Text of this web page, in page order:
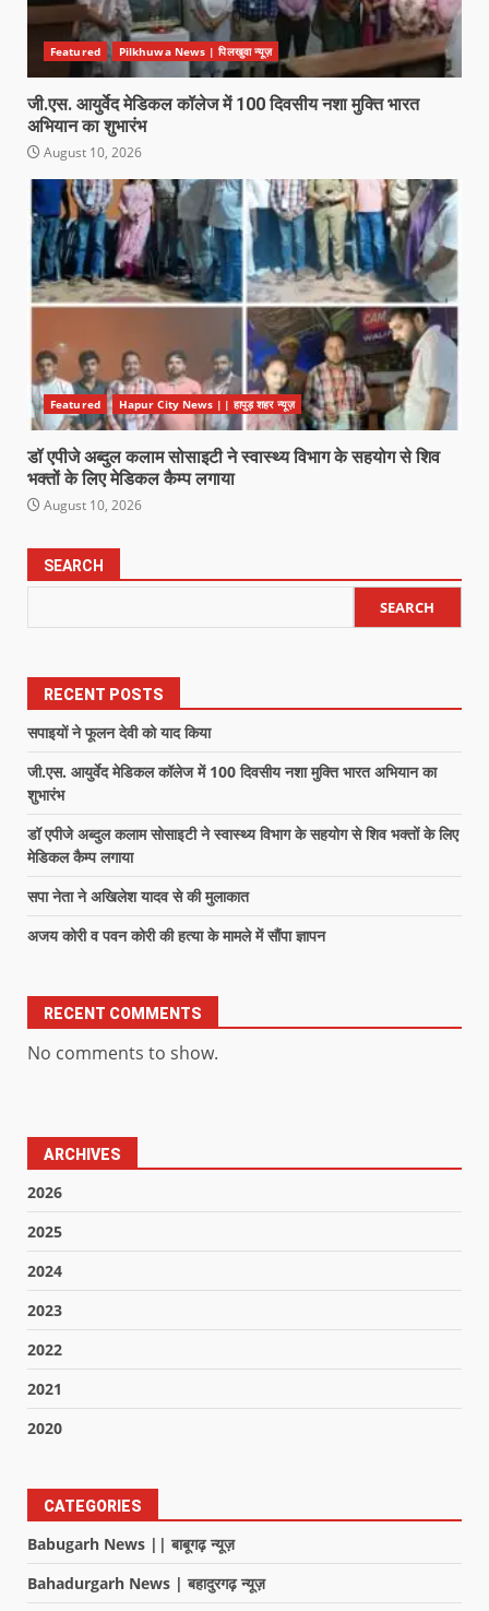
Featured Pilkhuwa News | पिलखुवा न्यूज़
जी.एस. आयुर्वेद मेडिकल कॉलेज में 100 दिवसीय नशा मुक्ति भारत
अभियान का शुभारंभ
August 10, 2026
Featured Hapur City News || हापुड़ शहर न्यूज़
डॉ एपीजे अब्दुल कलाम सोसाइटी ने स्वास्थ्य विभाग के सहयोग से शिव
भक्तों के लिए मेडिकल कैम्प लगाया
August 10, 2026
SEARCH
SEARCH
RECENT POSTS
सपाइयों ने फूलन देवी को याद किया
जी.एस. आयुर्वेद मेडिकल कॉलेज में 100 दिवसीय नशा मुक्ति भारत अभियान का
शुभारंभ
डॉ एपीजे अब्दुल कलाम सोसाइटी ने स्वास्थ्य विभाग के सहयोग से शिव भक्तों के लिए
मेडिकल कैम्प लगाया
सपा नेता ने अखिलेश यादव से की मुलाकात
अजय कोरी व पवन कोरी की हत्या के मामले में सौंपा ज्ञापन
RECENT COMMENTS
No comments to show.
ARCHIVES
2026
2025
2024
2023
2022
2021
2020
CATEGORIES
Babugarh News || बाबूगढ़ न्यूज़
Bahadurgarh News | बहादुरगढ़ न्यूज़